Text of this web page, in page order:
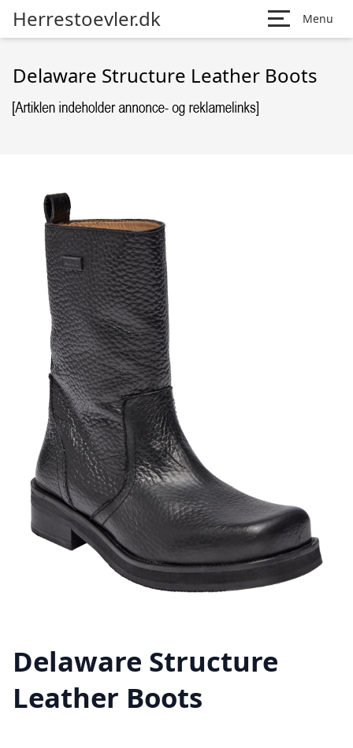
Herrestoevler.dk Menu
Delaware Structure Leather Boots
Delaware Structure
Leather Boots